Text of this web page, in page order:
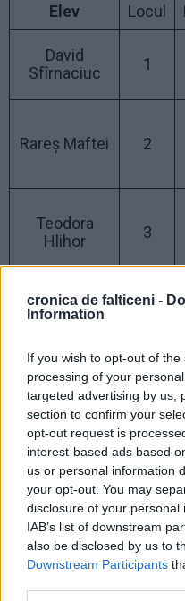
cronica de falticeni -
Information
If you wish to opt-out of
processing of your
targeted advertising by us,
section to confirm your
opt-out request is
interest-based ads based
us or personal information
your opt-out. You may
disclosure of your
IAB’s list of downstream
also be disclosed by us to
Downstream Participants
Elev
Locul
David
Sfîrnaciuc
1
Rareș Maftei 2
Teodora
Hlihor
3